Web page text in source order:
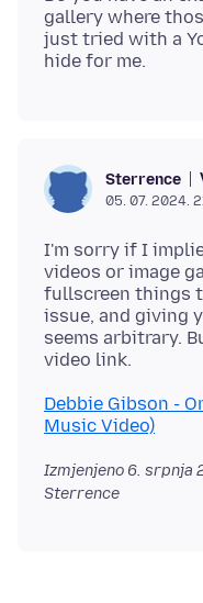
gallery where
just tried with a
Sterrence
05. 07. 2024.
I'm sorry if I
videos or image
fullscreen things
issue, and giving
seems arbitrary.
Debbie Gibson -
Music Video)
Izmjenjeno 6. srpnja
Sterrence